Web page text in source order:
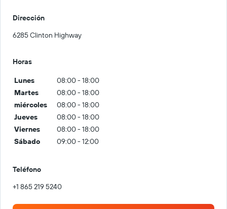
Dirección
6285 Clinton Highway
Horas
Lunes
08:00 - 18:00
Martes
08:00 - 18:00
miércoles
08:00 - 18:00
Jueves
08:00 - 18:00
Viernes
08:00 - 18:00
Sábado
09:00 - 12:00
Teléfono
+1 865 219 5240